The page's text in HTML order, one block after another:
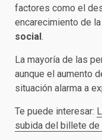
factores como el
encarecimiento de
social.
La mayoría de las
aunque el aumento
situación alarma a
Te puede interesar:
subida del billete de